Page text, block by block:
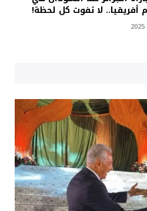
لا تفوت كل لحظة!